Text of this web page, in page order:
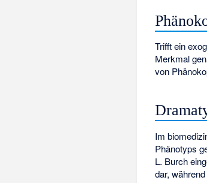
Trifft ein
Merkmal
von
Im
Phänotyps
L. Burch
dar,